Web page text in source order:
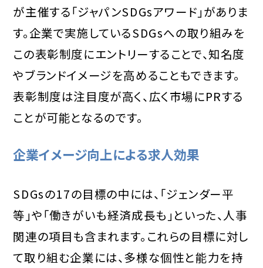
が主催する「ジャパンSDGsアワード」がありま
す。企業で実施しているSDGsへの取り組みを
この表彰制度にエントリーすることで、知名度
やブランドイメージを高めることもできます。
表彰制度は注目度が高く、広く市場にPRする
ことが可能となるのです。
企業イメージ向上による求人効果
SDGsの17の目標の中には、「ジェンダー平
等」や「働きがいも経済成長も」といった、人事
関連の項目も含まれます。これらの目標に対し
て取り組む企業には、多様な個性と能力を持